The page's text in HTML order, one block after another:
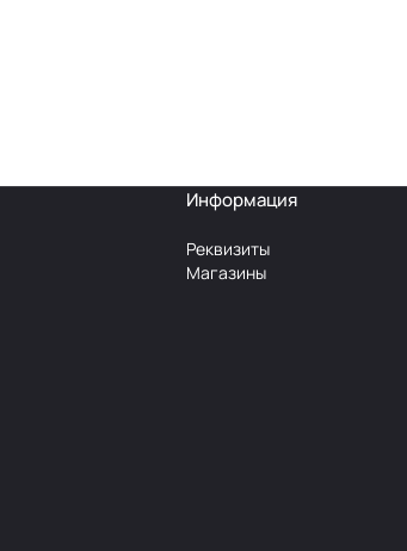
Информация
Реквизиты
Магазины